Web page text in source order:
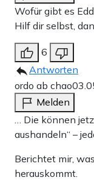
Wofür gibt es
Hilf dir selbst,
6
Antworten
ordo ab chao
Melden
… Die können
aushandeln“ –
Berichtet mir,
herauskommt.